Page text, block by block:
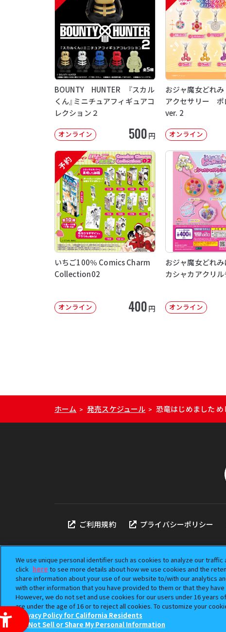
BOUNTY HUNTER 『スカル
くん』ミニチュアフィギュアコ
レクション２
オンライン 500円
おジャ魔女どれ
アクセサリー ポ
ver. 2
オンライン
予約
いちご100％ Comics Charm
Collection02
オンライン 400円
おジャ魔女どれみ
カシャカアクリ
オンライン
ホーム > 発売スケジュール > 恐竜はじめました
ご利用規約 プライバシーポリシー
本サイトに掲載されている全
「ガシャポン」は株式会社バ
©BANDAI
We use unique personal identifier such as cookies to analyze our
click here to see more details about how we use cookies and the
share information about your use of our website to/with our analytics
with other information that you have provided to them or that they
However, we do not set and use cookies for our users under 16 years
are under the age of 16 or to reject all cookies. To customize your
Privacy Policy for California Residents
Do Not Sell or Share My Personal Information